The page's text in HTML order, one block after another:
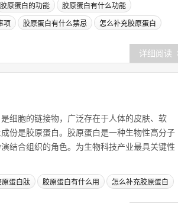
胶原蛋白的功能 胶原蛋白有什么功能
项 胶原蛋白有什么禁忌 怎么补充胶原蛋白
详细阅读
细胞的链接物，广泛存在于人体的皮肤、软
份是胶原蛋白。胶原蛋白是一种生物性高分子
结合组织的角色。为生物科技产业最具关键性
原蛋白肽 胶原蛋白有什么用 怎么补充胶原蛋白